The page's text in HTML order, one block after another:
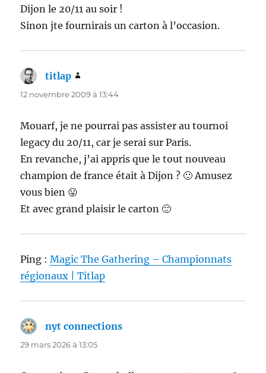
Dijon le 20/11 au soir !
Sinon jte fournirais un carton à l’occasion.
titlap
12 novembre 2009 à 13:44
Mouarf, je ne pourrai pas assister au tournoi
legacy du 20/11, car je serai sur Paris.
En revanche, j’ai appris que le tout nouveau
champion de france était à Dijon ? 🙂 Amusez
vous bien 😛
Et avec grand plaisir le carton 🙂
Ping :Magic The Gathering – Championnats
régionaux | Titlap
nyt connections
29 mars 2026 à 13:05